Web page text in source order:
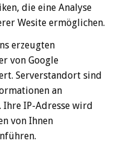
die eine Analyse
Wesite ermöglichen.
erzeugten
von Google
Serverstandort sind
an
IP-Adresse wird
von Ihnen